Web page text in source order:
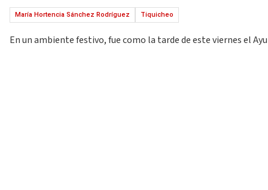
María Hortencia Sánchez Rodríguez Tiquicheo
En un ambiente festivo, fue como la tarde de este viernes el